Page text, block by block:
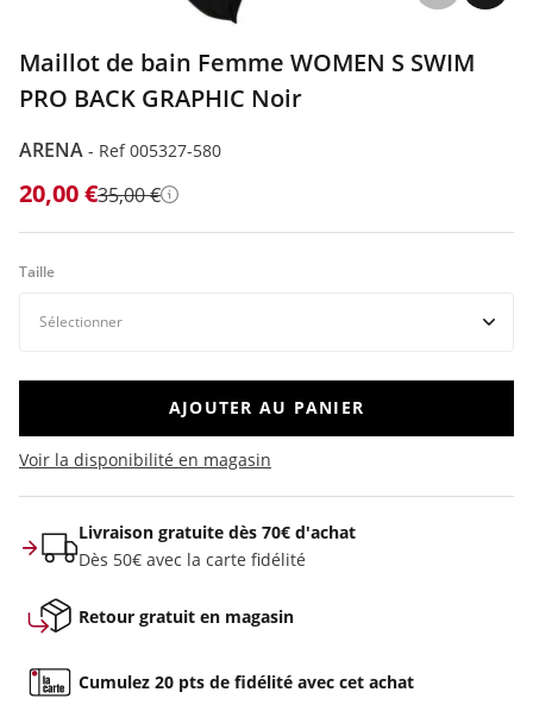
Maillot de bain Femme WOMEN S SWIM
PRO BACK GRAPHIC Noir
ARENA - Ref 005327-580
20,00 €35,00 € Détails
Taille
AJOUTER AU PANIER
Voir la disponibilité en magasin
Livraison gratuite dès 70€ d'achat
Dès 50€ avec la carte fidélité
Retour gratuit en magasin
Cumulez 20 pts de fidélité avec cet achat